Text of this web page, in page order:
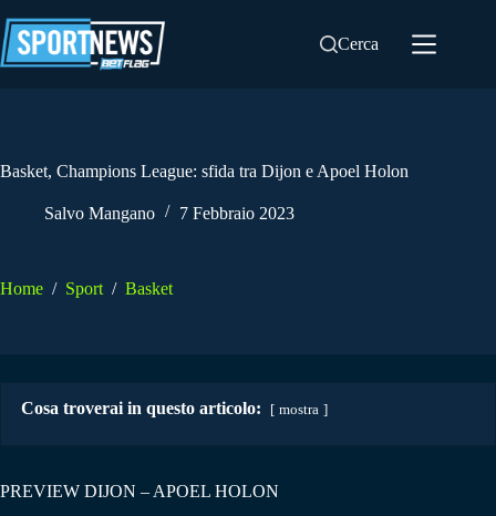
al
contenuto
Cerca
Basket, Champions League: sfida tra Dijon e Apoel Holon
Salvo Mangano 7 Febbraio 2023
Home / Sport / Basket
Cosa troverai in questo articolo: mostra
PREVIEW DIJON – APOEL HOLON